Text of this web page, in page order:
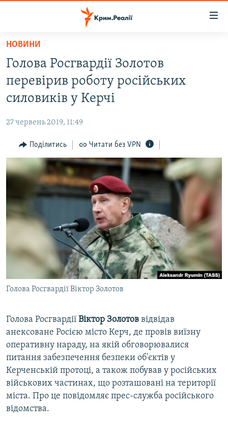
Перейти
основного
матеріалу
Перейти
до
основної
навігації
Перейти
до
пошуку
ВІДЕО ТА ФОТО
БЛОГИ
ПОГЛЯД
ІНТЕРВ'Ю
ВСЕ ЗА ДЕНЬ
СПЕЦПРОЕКТИ
ДЕПОРТАЦІЯ
ВІДЕОУРОКИ «ELIFBE»
СВІДЧЕННЯ ОКУПАЦІЇ
УКРАЇНСЬКА ПРОБЛЕМА КРИМУ
ІНФОГРАФІКА
ЯК ОБІЙТИ БЛОКУВАННЯ
Русский
Qırımtatar
ДОЛУЧАЙСЯ!
НОВИНИ
Голова Росгвардії Золотов
перевірив роботу російських
силовиків у Керчі
27 червень 2019, 11:49
Поділитись Читати без VPN
Голова Росгвардії Віктор Золотов
Голова Росгвардії Віктор Золотов відвідав
анексоване Росією місто Керч, де провів виїзну
оперативну нараду, на якій обговорювалися
питання забезпечення безпеки об'єктів у
Керченській протоці, а також побував у російських
військових частинах, що розташовані на території
міста. Про це повідомляє прес-служба російського
відомства.